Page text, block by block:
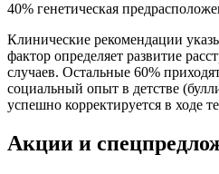
40% генетическая
Клинические рекомендации
фактор определяет развитие
случаев. Остальные 60%
социальный опыт в детстве
успешно корректируется в ходе
Акции и